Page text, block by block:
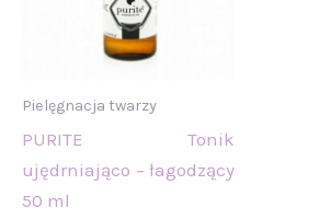
Pielęgnacja twarzy
PURITE Tonik
ujędrniająco – łagodzący
50 ml